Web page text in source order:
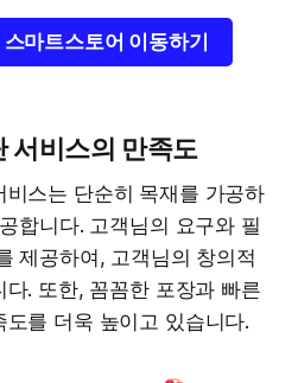
마트스토어 이동하기
서비스의 만족도
스는 단순히 목재를 가공하
합니다. 고객님의 요구와 필
제공하여, 고객님의 창의적
. 또한, 꼼꼼한 포장과 빠른
를 더욱 높이고 있습니다.